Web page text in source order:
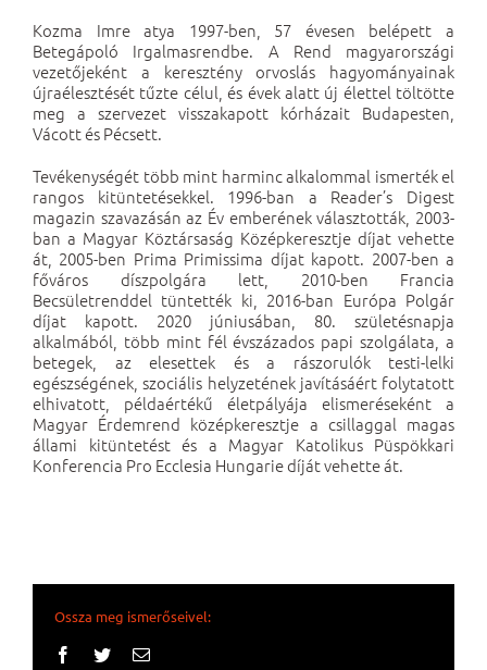
Kozma Imre atya 1997-ben, 57 évesen belépett a
Betegápoló Irgalmasrendbe. A Rend magyarországi
vezetőjeként a keresztény orvoslás hagyományainak
újraélesztését tűzte célul, és évek alatt új élettel töltötte
meg a szervezet visszakapott kórházait Budapesten,
Vácott és Pécsett.
Tevékenységét több mint harminc alkalommal ismerték el
rangos kitüntetésekkel. 1996-ban a Reader’s Digest
magazin szavazásán az Év emberének választották, 2003-
ban a Magyar Köztársaság Középkeresztje díjat vehette
át, 2005-ben Prima Primissima díjat kapott. 2007-ben a
főváros díszpolgára lett, 2010-ben Francia
Becsületrenddel tüntették ki, 2016-ban Európa Polgár
díjat kapott. 2020 júniusában, 80. születésnapja
alkalmából, több mint fél évszázados papi szolgálata, a
betegek, az elesettek és a rászorulók testi-lelki
egészségének, szociális helyzetének javításáért folytatott
elhivatott, példaértékű életpályája elismeréseként a
Magyar Érdemrend középkeresztje a csillaggal magas
állami kitüntetést és a Magyar Katolikus Püspökkari
Konferencia Pro Ecclesia Hungarie díját vehette át.
Ossza meg ismerőseivel:
Facebook
TwitterEmail: